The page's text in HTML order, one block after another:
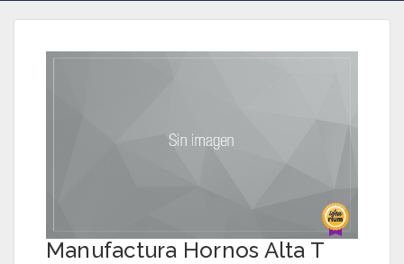
Manufactura Hornos Alta T